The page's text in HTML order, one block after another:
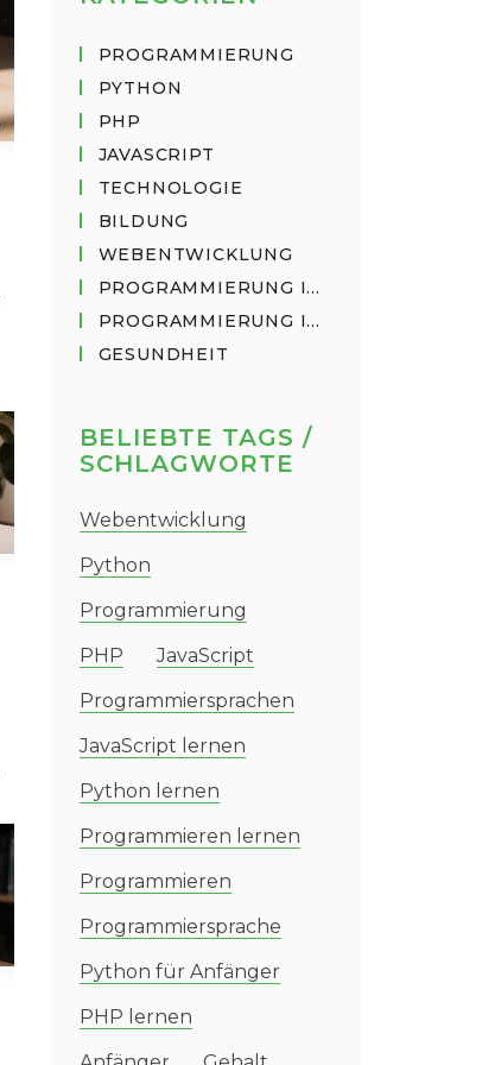
PROGRAMMIERUNG
PYTHON
PHP
JAVASCRIPT
TECHNOLOGIE
BILDUNG
WEBENTWICKLUNG
PROGRAMMIERUNG IN PYTHON
PROGRAMMIERUNG IN JAVASCRIPT
GESUNDHEIT
BELIEBTE TAGS /
SCHLAGWORTE
Webentwicklung
Python
Programmierung
PHP
JavaScript
Programmiersprachen
JavaScript lernen
Python lernen
Programmieren lernen
Programmieren
Programmiersprache
Python für Anfänger
PHP lernen